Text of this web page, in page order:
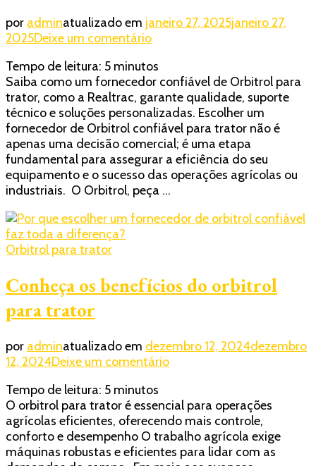
por adminatualizado em janeiro 27, 2025janeiro 27,
2025Deixe um comentárioem
que
escolher
um
fornecedor
de
orbitrol
confiável
faz
toda
diferença?
Tempo de leitura: 5 minutos
Saiba como um fornecedor confiável de Orbitrol para
trator, como a Realtrac, garante qualidade, suporte
técnico e soluções personalizadas. Escolher um
fornecedor de Orbitrol confiável para trator não é
apenas uma decisão comercial; é uma etapa
fundamental para assegurar a eficiência do seu
equipamento e o sucesso das operações agrícolas ou
industriais. O Orbitrol, peça …
Orbitrol para trator
Conheça os benefícios do orbitrol
para trator
por adminatualizado em dezembro 12, 2024dezembro
12, 2024Deixe um comentárioem
benefícios
do
orbitrol
para
Tempo de leitura: 5 minutos
O orbitrol para trator é essencial para operações
agrícolas eficientes, oferecendo mais controle,
conforto e desempenho O trabalho agrícola exige
máquinas robustas e eficientes para lidar com as